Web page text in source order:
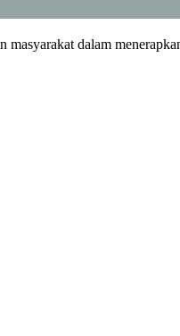
dalam